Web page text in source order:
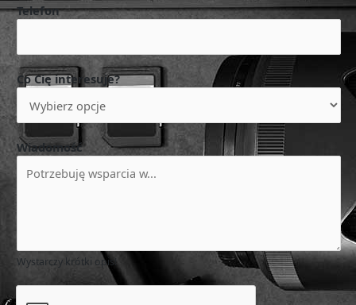
Telefon
Co Cię interesuje?
Wiadomość
Wystarczy krótki opis!